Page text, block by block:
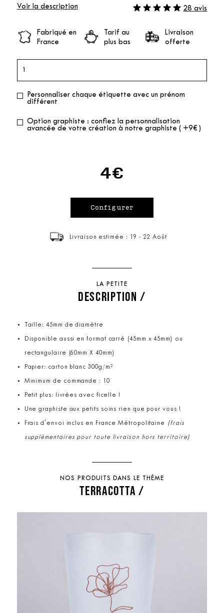
Voir la description 28 avis
Fabriqué en
France
Tarif au
plus bas
Livraison
offerte
Personnaliser chaque étiquette avec un prénom
différent
Option graphiste : confiez la personnalisation
avancée de votre création à notre graphiste ( +9€ )
4€
Livraison estimée : 19 - 22 Août
LA PETITE
DESCRIPTION /
Taille: 45mm de diamètre
Disponible aussi en format carré (45mm x 45mm) ou
rectangulaire (60mm X 40mm)
Papier: carton blanc 300g/m²
Minimum de commande : 10
Petit plus: livrées avec ficelle !
Une graphiste aux petits soins rien que pour vous !
Frais d'envoi inclus en France Métropolitaine (frais
supplémentaires pour toute livraison hors territoire)
NOS PRODUITS DANS LE THÈME
TERRACOTTA /